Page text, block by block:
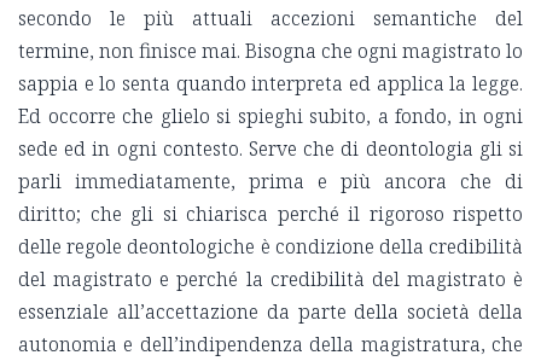
secondo le più attuali accezioni semantiche del
termine, non finisce mai. Bisogna che ogni magistrato lo
sappia e lo senta quando interpreta ed applica la legge.
Ed occorre che glielo si spieghi subito, a fondo, in ogni
sede ed in ogni contesto. Serve che di deontologia gli si
parli immediatamente, prima e più ancora che di
diritto; che gli si chiarisca perché il rigoroso rispetto
delle regole deontologiche è condizione della credibilità
del magistrato e perché la credibilità del magistrato è
essenziale all’accettazione da parte della società della
autonomia e dell’indipendenza della magistratura, che